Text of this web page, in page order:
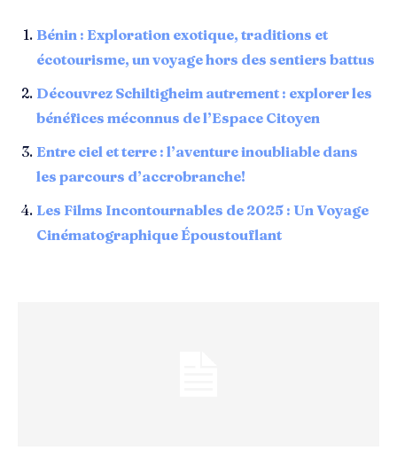
Bénin : Exploration exotique, traditions et
écotourisme, un voyage hors des sentiers battus
Découvrez Schiltigheim autrement : explorer les
bénéfices méconnus de l’Espace Citoyen
Entre ciel et terre : l’aventure inoubliable dans
les parcours d’accrobranche!
Les Films Incontournables de 2025 : Un Voyage
Cinématographique Époustouflant